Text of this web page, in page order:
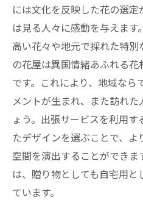
には文化を反映した花の選
は見る人々に感動を与えます
高い花々や地元で採れた特
の花屋は異国情緒あふれる
です。これにより、地域なら
メントが生まれ、また訪れ
ょう。出張サービスを利用
たデザインを選ぶことで、
空間を演出することができま
は、贈り物としても自宅用と
ています。